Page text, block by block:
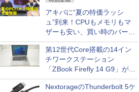
アキバに“夏の特価ラッシ
ュ”到来！CPUもメモリもマ
ザーも安い、買い時のパーツ
は？【8月7日(金)22時配信】
第12世代Core搭載の14イン
チワークステーション
「ZBook Firefly 14 G9」が
79,800円！秋葉原で中古PC
セール
NextorageのThunderbolt 5ケ